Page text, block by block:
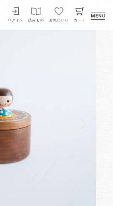
ログイン 読みもの お気にいり カート